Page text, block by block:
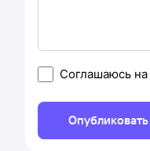
Соглашаюсь на
Опубликовать